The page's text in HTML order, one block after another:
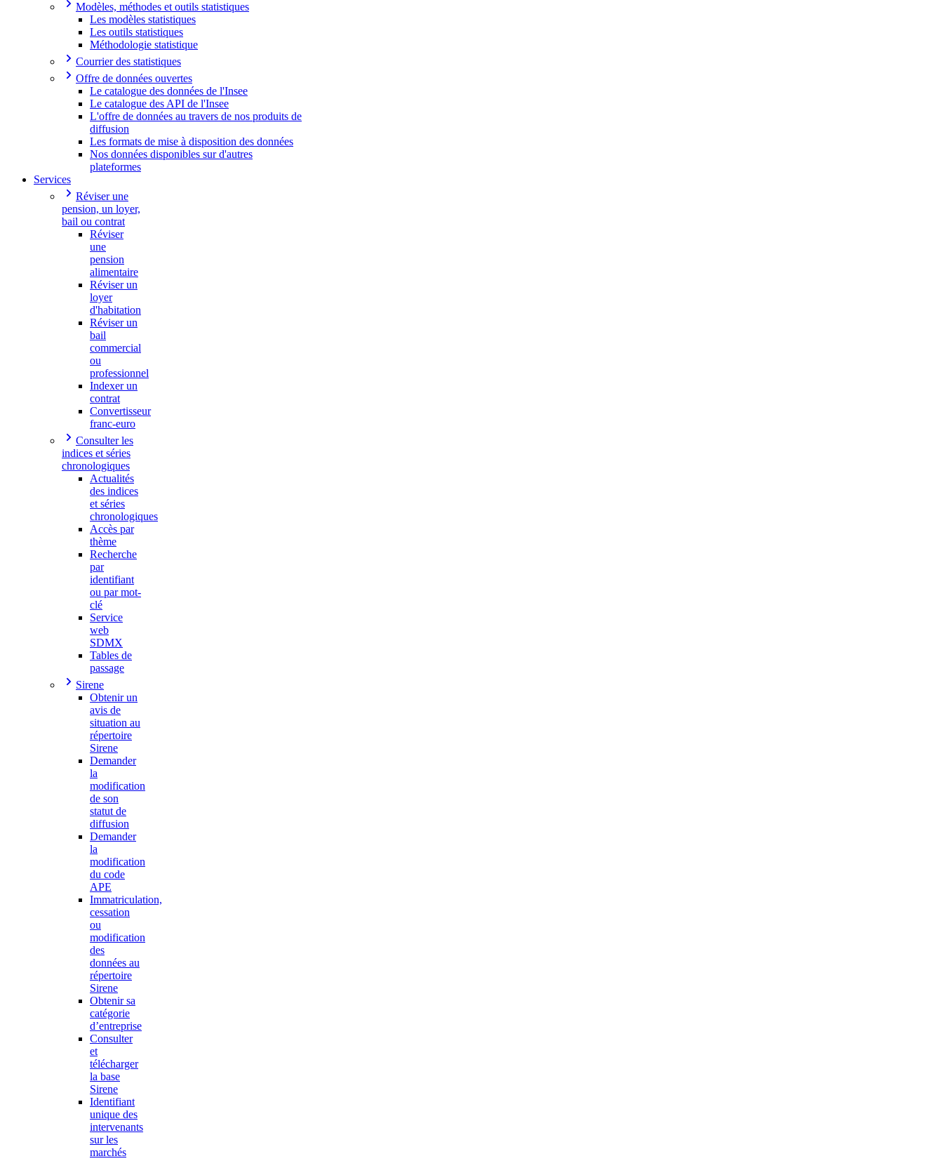
Modèles, méthodes et outils statistiques
Les modèles statistiques
Les outils statistiques
Méthodologie statistique
Courrier des statistiques
Offre de données ouvertes
Le catalogue des données de l'Insee
Le catalogue des API de l'Insee
L'offre de données au travers de nos produits de
diffusion
Les formats de mise à disposition des données
Nos données disponibles sur d'autres
plateformes
Services
Réviser une
pension, un loyer,
bail ou contrat
Réviser
une
pension
alimentaire
Réviser un
loyer
d'habitation
Réviser un
bail
commercial
ou
professionnel
Indexer un
contrat
Convertisseur
franc-euro
Consulter les
indices et séries
chronologiques
Actualités
des indices
et séries
chronologiques
Accès par
thème
Recherche
par
identifiant
ou par mot-
clé
Service
web
SDMX
Tables de
passage
Sirene
Obtenir un
avis de
situation au
répertoire
Sirene
Demander
la
modification
de son
statut de
diffusion
Demander
la
modification
du code
APE
Immatriculation,
cessation
ou
modification
des
données au
répertoire
Sirene
Obtenir sa
catégorie
d’entreprise
Consulter
et
télécharger
la base
Sirene
Identifiant
unique des
intervenants
sur les
marchés